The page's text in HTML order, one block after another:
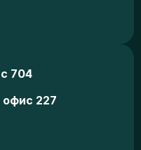
704
227